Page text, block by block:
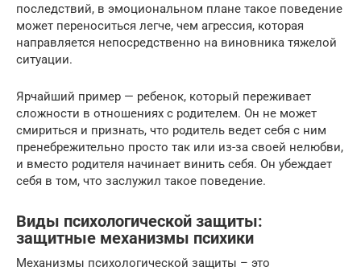
последствий, в эмоциональном плане такое поведение
может переноситься легче, чем агрессия, которая
направляется непосредственно на виновника тяжелой
ситуации.
Ярчайший пример — ребенок, который переживает
сложности в отношениях с родителем. Он не может
смириться и признать, что родитель ведет себя с ним
пренебрежительно просто так или из-за своей нелюбви,
и вместо родителя начинает винить себя. Он убеждает
себя в том, что заслужил такое поведение.
Виды психологической защиты:
защитные механизмы психики
Механизмы психологической защиты – это